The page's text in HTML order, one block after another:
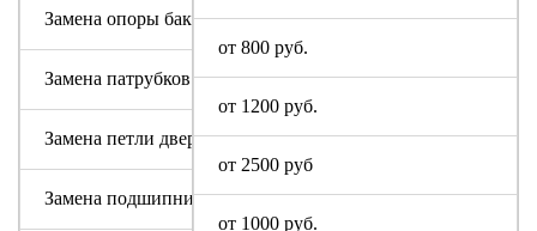
от 800 руб.
от 1200 руб.
от 2500 руб
от 1000 руб.
Замена опоры бака
Замена патрубков (сливных, заливных)
Замена петли дверцы
Замена подшипника